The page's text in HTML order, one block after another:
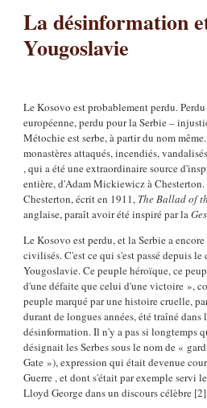
La désinformation
Yougoslavie
Le Kosovo est probablement perdu.
européenne, perdu pour la Serbie –
Métochie est serbe, à partir du nom
monastères attaqués, incendiés,
, qui a été une extraordinaire source
entière, d'Adam Mickiewicz à
Chesterton, écrit en 1911, The Ballad of
anglaise, paraît avoir été inspiré par la
Le Kosovo est perdu, et la Serbie a
civilisés. C'est ce qui s'est passé depuis
Yougoslavie. Ce peuple héroïque, ce
d'une défaite que celui d'une victoire »,
peuple marqué par une histoire cruelle,
durant de longues années, été traîné
désinformation. Il n'y a pas si longtemps
désignait les Serbes sous le nom de «
Gate »), expression qui était devenue
Guerre , et dont s'était par exemple servi
Lloyd George dans un discours célèbre